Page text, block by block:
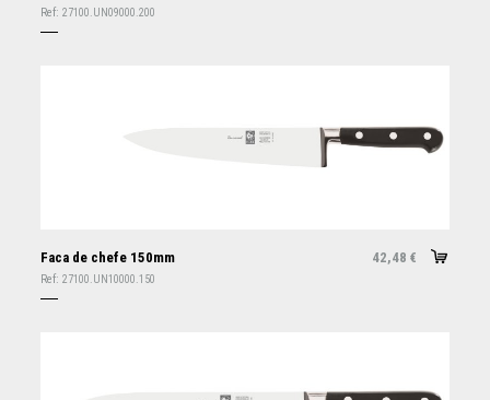
Ref: 27100.UN09000.200
Faca de chefe 150mm 42,48 €
Ref: 27100.UN10000.150